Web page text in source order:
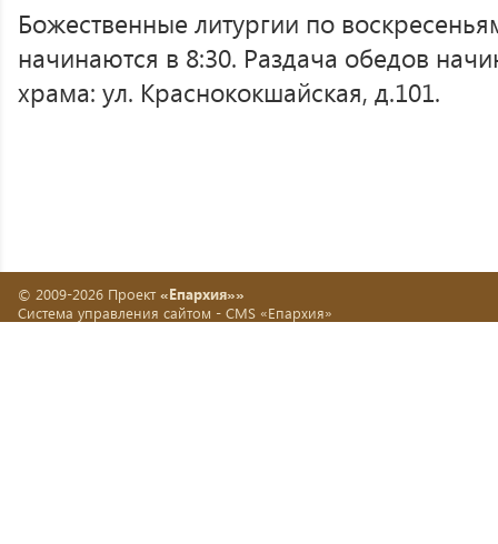
Божественные литургии по
начинаются в 8:30. Раздача обедов
храма: ул. Краснококшайская, д.101.
© 2009-2026 Проект «Епархия»»
Система управления сайтом - CMS «Епархия»